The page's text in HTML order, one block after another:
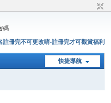
碼
註冊完不可更改唷-註冊完才可觀賞福利
快捷導航